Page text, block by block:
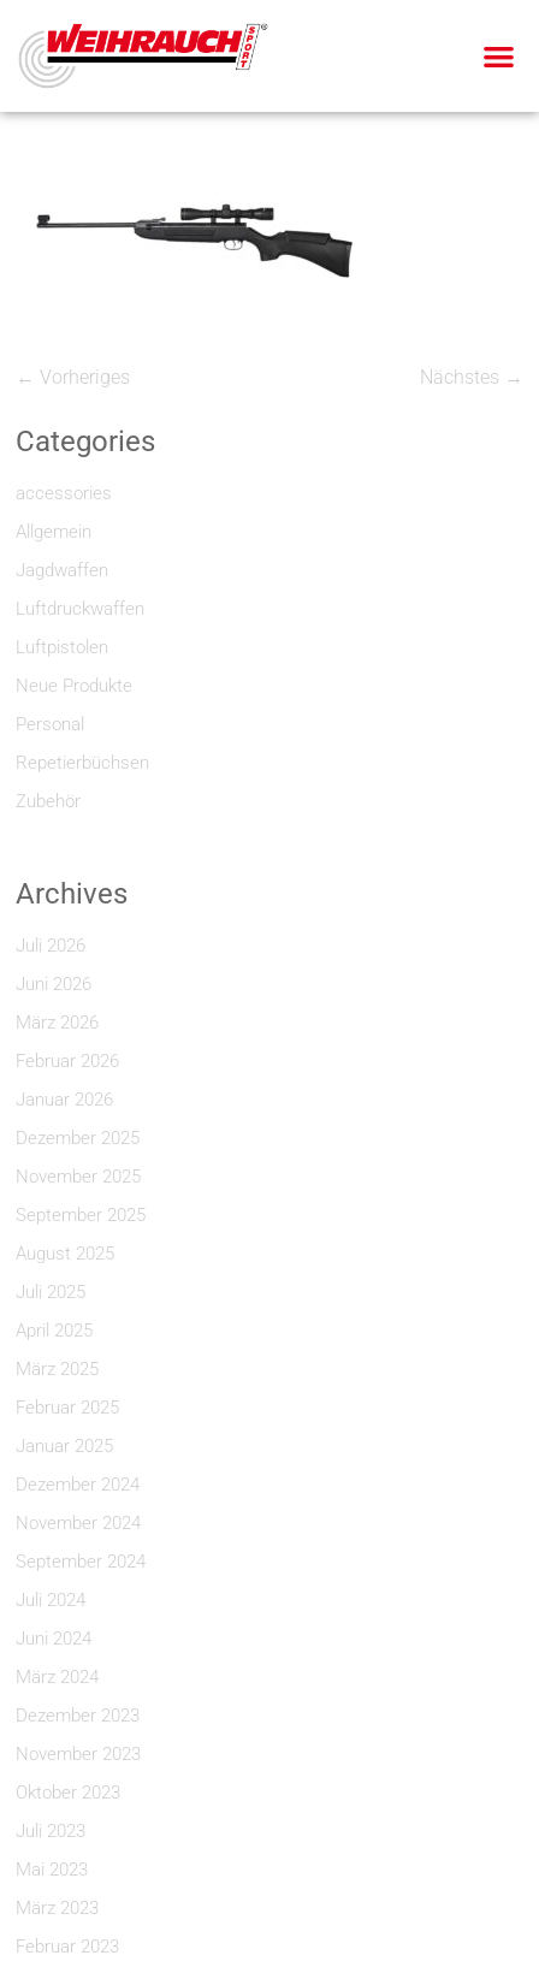
← Vorheriges Nächstes →
Categories
accessories
Allgemein
Jagdwaffen
Luftdruckwaffen
Luftpistolen
Neue Produkte
Personal
Repetierbüchsen
Zubehör
Archives
Juli 2026
Juni 2026
März 2026
Februar 2026
Januar 2026
Dezember 2025
November 2025
September 2025
August 2025
Juli 2025
April 2025
März 2025
Februar 2025
Januar 2025
Dezember 2024
November 2024
September 2024
Juli 2024
Juni 2024
März 2024
Dezember 2023
November 2023
Oktober 2023
Juli 2023
Mai 2023
März 2023
Februar 2023